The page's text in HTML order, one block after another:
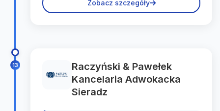
Zobacz szczegóły
13
Raczyński & Pawełek
Kancelaria Adwokacka
Sieradz